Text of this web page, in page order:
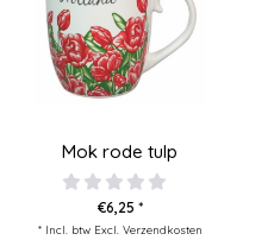
Mok rode tulp
€6,25 *
* Incl. btw Excl. Verzendkosten